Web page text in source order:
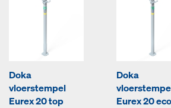
Doka
vloerstempel
Eurex 20 top
Doka
Eurex 20 eco